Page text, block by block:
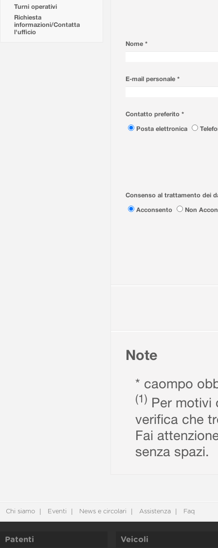
Turni operativi
Richiesta
informazioni/Contatta
l'ufficio
Nome *
E-mail personale *
Contatto preferito *
Posta elettronica
Consenso al trattamento dei
Acconsento
Non
Note
* caompo
(1) Per motivi
verifica che
Fai
senza spazi.
Chi siamo Eventi News e circolari Assistenza Faq
Patenti Veicoli